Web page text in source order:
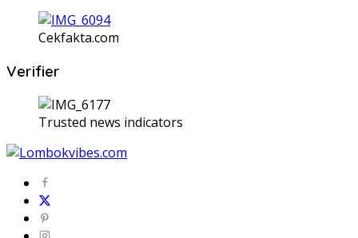
Cekfakta.com
Verifier
Trusted news indicators